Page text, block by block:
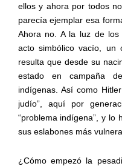
ellos y ahora por todos
parecía ejemplar esa
Ahora no. A la luz de los
acto simbólico vacío, un
resulta que desde su
estado en campaña
indígenas. Así como
judío”, aquí por
“problema indígena”, y lo
sus eslabones más
¿Cómo empezó la